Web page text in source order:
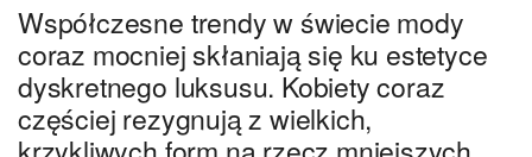
Współczesne trendy w świecie mody
coraz mocniej skłaniają się ku estetyce
dyskretnego luksusu. Kobiety coraz
częściej rezygnują z wielkich,